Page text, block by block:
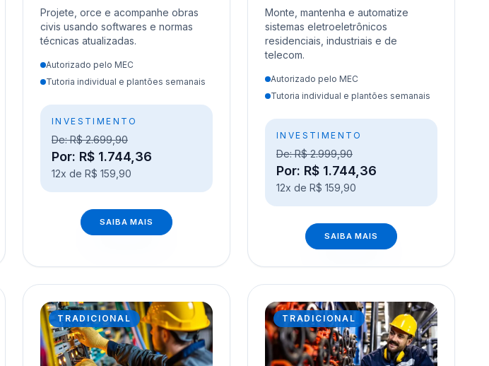
Projete, orce e acompanhe obras
civis usando softwares e normas
técnicas atualizadas.
Autorizado pelo MEC
Tutoria individual e plantões semanais
INVESTIMENTO
De: R$ 2.699,90
Por: R$ 1.744,36
12x de R$ 159,90
SAIBA MAIS
Monte, mantenha e automatize
sistemas eletroeletrônicos
residenciais, industriais e de
telecom.
Autorizado pelo MEC
Tutoria individual e plantões semanais
INVESTIMENTO
De: R$ 2.999,90
Por: R$ 1.744,36
12x de R$ 159,90
SAIBA MAIS
TRADICIONAL TRADICIONAL